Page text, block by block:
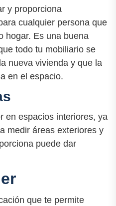
y proporciona
cualquier persona que
hogar. Es una buena
todo tu mobiliario se
nueva vivienda y que la
en el espacio.
en espacios interiores, ya
medir áreas exteriores y
puede dar
que te permite